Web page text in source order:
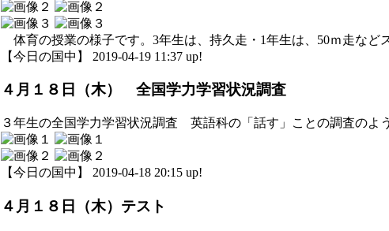
体育の授業の様子です。3年生は、持久走・1年生は、50ｍ走など
【今日の国中】 2019-04-19 11:37 up!
４月１８日（木） 全国学力学習状況調査
３年生の全国学力学習状況調査 英語科の「話す」ことの調査のよ
【今日の国中】 2019-04-18 20:15 up!
４月１８日（木）テスト